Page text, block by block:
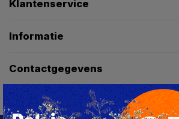
Klantenservice
Informatie
Contactgegevens